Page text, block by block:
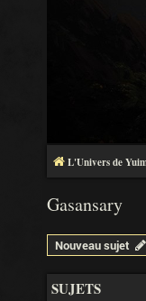
L'Univers de
Gasansary
Nouveau sujet
SUJETS